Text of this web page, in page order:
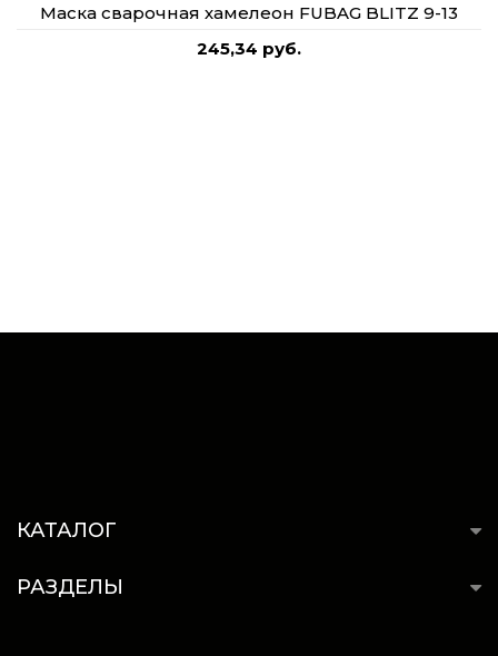
Маска сварочная хамелеон FUBAG BLITZ 9-13
245,34 руб.
КАТАЛОГ
РАЗДЕЛЫ